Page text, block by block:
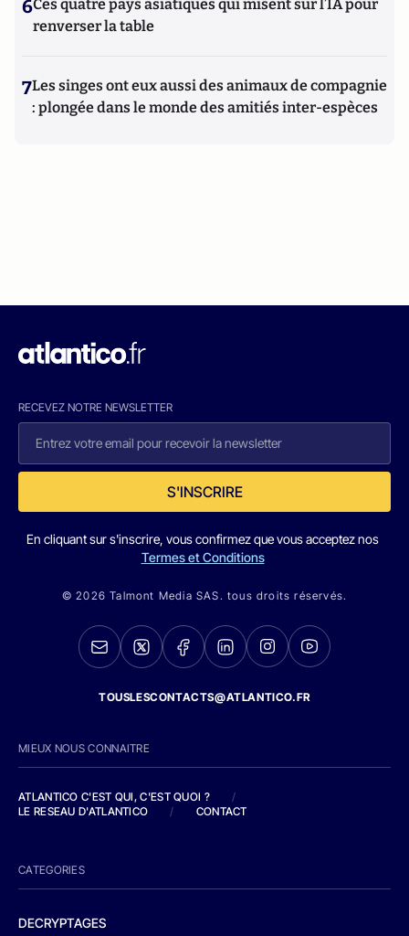
6Ces quatre pays asiatiques qui misent sur l’IA pour
renverser la table
7Les singes ont eux aussi des animaux de compagnie
: plongée dans le monde des amitiés inter-espèces
RECEVEZ NOTRE NEWSLETTER
S'INSCRIRE
En cliquant sur s'inscrire, vous confirmez que vous acceptez nos
Termes et Conditions
© 2026 Talmont Media SAS. tous droits réservés.
TOUSLESCONTACTS@ATLANTICO.FR
MIEUX NOUS CONNAITRE
ATLANTICO C'EST QUI, C'EST QUOI ?
/
LE RESEAU D'ATLANTICO
/ CONTACT
CATEGORIES
DECRYPTAGES